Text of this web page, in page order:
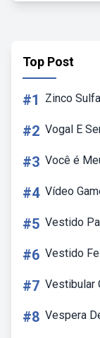
Top Post
#1 Zinco
#2 Vogal E
#3 Você é
#4 Vídeo
#5 Vestido
#6 Vestido
#7 Vestibular
#8 Vespera